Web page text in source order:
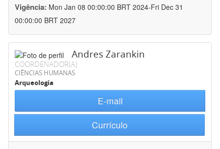
Vigência: Mon Jan 08 00:00:00 BRT 2024-Fri Dec 31
00:00:00 BRT 2027
Andres Zarankin
COORDENADOR(A)
CIÊNCIAS HUMANAS
Arqueologia
E-mail
Currículo